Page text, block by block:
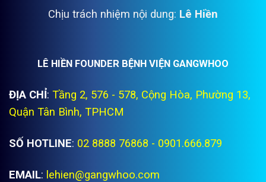
Chịu trách nhiệm nội dung: Lê Hiền
LÊ HIỀN FOUNDER BỆNH VIỆN GANGWHOO
ĐỊA CHỈ: Tầng 2, 576 - 578, Cộng Hòa, Phường 13,
Quận Tân Bình, TPHCM
SỐ HOTLINE: 02 8888 76868 - 0901.666.879
EMAIL: lehien@gangwhoo.com